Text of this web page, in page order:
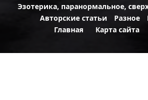
Эзотерика, паранормальное,
Авторские статьи
Разное
Главная
Карта сайта